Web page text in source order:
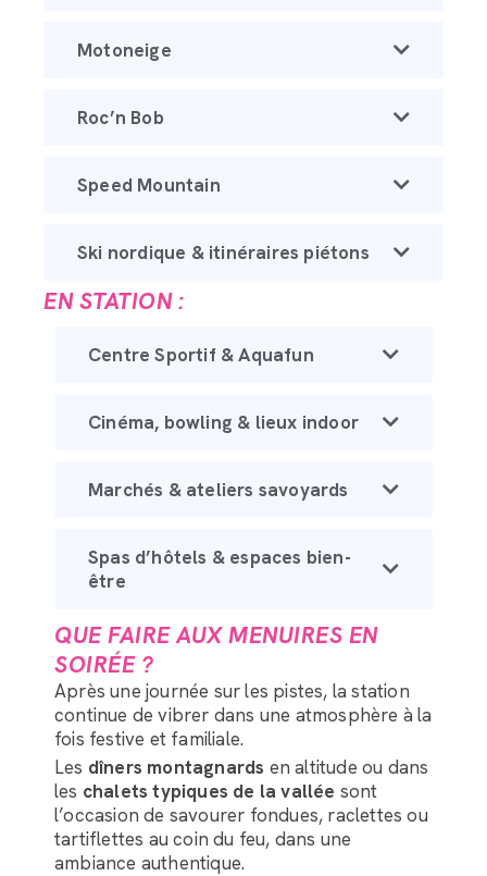
Motoneige
Roc’n Bob
Speed Mountain
Ski nordique & itinéraires piétons
EN STATION :
Centre Sportif & Aquafun
Cinéma, bowling & lieux indoor
Marchés & ateliers savoyards
Spas d’hôtels & espaces bien-
être
QUE FAIRE AUX MENUIRES EN
SOIRÉE ?
Après une journée sur les pistes, la station
continue de vibrer dans une atmosphère à la
fois festive et familiale.
Les dîners montagnards en altitude ou dans
les chalets typiques de la vallée sont
l’occasion de savourer fondues, raclettes ou
tartiflettes au coin du feu, dans une
ambiance authentique.